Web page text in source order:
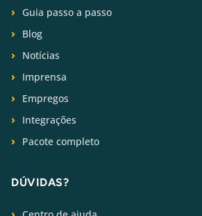
Guia passo a passo
Blog
Notícias
Imprensa
Empregos
Integrações
Pacote completo
DÚVIDAS?